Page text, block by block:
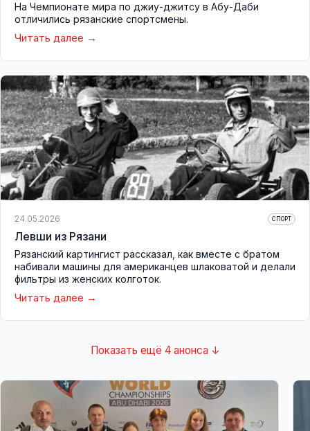
На Чемпионате мира по джиу-джитсу в Абу-Даби
отличились рязанские спортсмены.
Читать далее
24.05.2026 СПОРТ
Левши из Рязани
Рязанский картингист рассказал, как вместе с братом
набивали машины для американцев шлаковатой и делали
фильтры из женских колготок.
Читать далее
Показать ещё 4 анонса ↓